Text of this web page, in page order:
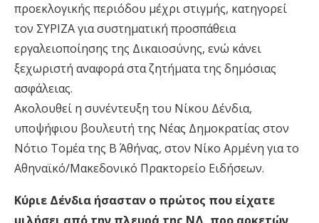
προεκλογικής περιόδου μέχρι στιγμής, κατηγορεί
τον ΣΥΡΙΖΑ για συστηματική προσπάθεια
εργαλειοποίησης της Δικαιοσύνης, ενώ κάνει
ξεχωριστή αναφορά στα ζητήματα της δημόσιας
ασφάλειας.
Ακολουθεί η συνέντευξη του Νίκου Δένδια,
υποψήφιου βουλευτή της Νέας Δημοκρατίας στον
Νότιο Τομέα της Β΄ Αθήνας, στον Νίκο Αρμένη για το
Αθηναϊκό/Μακεδονικό Πρακτορείο Ειδήσεων.
Κύριε Δένδια ήσασταν ο πρώτος που είχατε